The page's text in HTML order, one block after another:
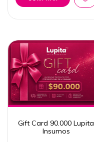
Gift Card 90.000 Lupita
Insumos